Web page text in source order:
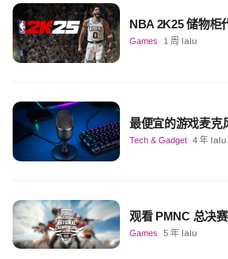
NBA 2K25 储物柜
Games 1 周 lalu
最便宜的游戏麦克
Tech & Gadget 4 年 lalu
观看 PMNC 总决
Games 5 年 lalu